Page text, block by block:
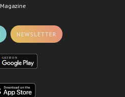
Magazine
NEWSLETTER